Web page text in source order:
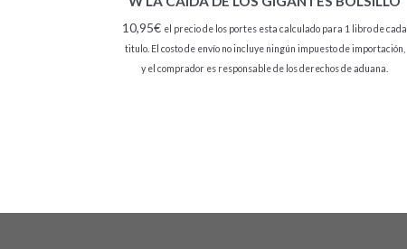
10,95€ el precio de los portes esta calculado para 1 libro de cada
titulo. El costo de envío no incluye ningún impuesto de importación,
y el comprador es responsable de los derechos de aduana.